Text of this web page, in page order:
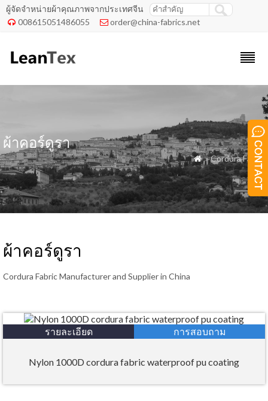
ผู้จัดจำหน่ายผ้าคุณภาพจากประเทศจีน
 008615051486055  order@china-fabrics.net
ผ้าคอร์ดูรา
 » Cordura Fabric
ผ้าคอร์ดูรา
Cordura Fabric Manufacturer and Supplier in China
รายละเอียด การสอบถาม
Nylon 1000D cordura fabric waterproof pu coating